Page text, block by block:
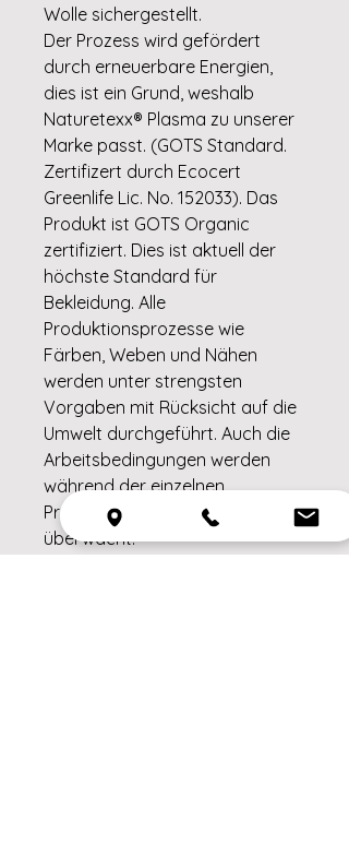
Wolle sichergestellt.
Der Prozess wird gefördert
durch erneuerbare Energien,
dies ist ein Grund, weshalb
Naturetexx® Plasma zu unserer
Marke passt. (GOTS Standard.
Zertifizert durch Ecocert
Greenlife Lic. No. 152033). Das
Produkt ist GOTS Organic
zertifiziert. Dies ist aktuell der
höchste Standard für
Bekleidung. Alle
Produktionsprozesse wie
Färben, Weben und Nähen
werden unter strengsten
Vorgaben mit Rücksicht auf die
Umwelt durchgeführt. Auch die
Arbeitsbedingungen werden
während der einzelnen
Produktionsschritte streng
überwacht.